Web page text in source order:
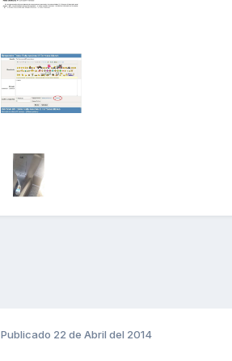
Publicado 22 de Abril del 2014